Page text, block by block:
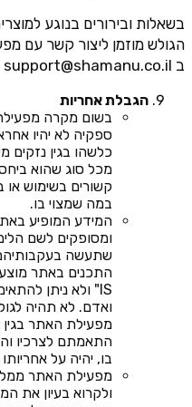
בשאלות ובירורים בנוגע
הגולש מוזמן ליצור קשר עם
ב support@shamanu.co.il
הגבלת אחריות
בשום מקרה
ספקיה לא יהיו
כלשהו בגין נזקים
מכל סוג שהוא
קשורים בשימוש
במה שמצוי בו.
המידע המופיע
ומסופקים לשם
שתעשה
IS" ולא ניתן להתאימם לצרכיו של כל אדם
ואדם. לא תהיה
מפעילת האתר בגין
התאמתם לצרכיו
בו, יהיה על
מפעילת האתר
ולקרוא בעיון את